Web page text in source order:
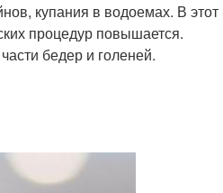
купания в водоемах. В
процедур повышается.
бедер и голеней.